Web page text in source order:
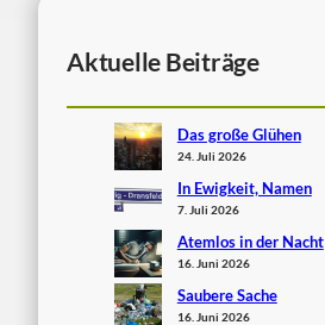
Aktuelle Beiträge
Das große Glühen
24. Juli 2026
In Ewigkeit, Namen
7. Juli 2026
Atemlos in der Nacht
16. Juni 2026
Saubere Sache
16. Juni 2026